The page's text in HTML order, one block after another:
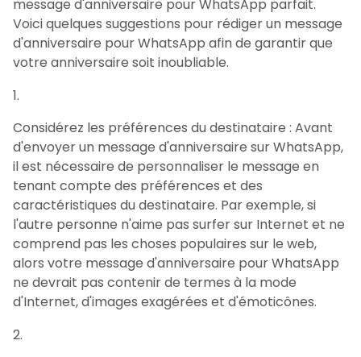
message d'anniversaire pour WhatsApp parfait.
Voici quelques suggestions pour rédiger un message
d'anniversaire pour WhatsApp afin de garantir que
votre anniversaire soit inoubliable.
Considérez les préférences du destinataire : Avant
d'envoyer un message d'anniversaire sur WhatsApp,
il est nécessaire de personnaliser le message en
tenant compte des préférences et des
caractéristiques du destinataire. Par exemple, si
l'autre personne n'aime pas surfer sur Internet et ne
comprend pas les choses populaires sur le web,
alors votre message d'anniversaire pour WhatsApp
ne devrait pas contenir de termes à la mode
d'Internet, d'images exagérées et d'émoticônes.